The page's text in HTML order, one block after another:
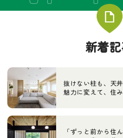
新着
抜けない柱も、天
魅力に変えて、住
「ずっと前から住